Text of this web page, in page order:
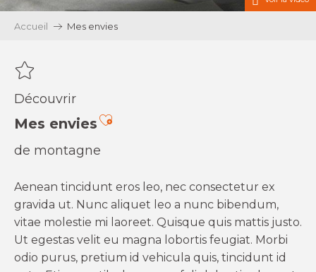
Accueil Mes envies
Découvrir
Mes enviesAjouter aux favoris
de montagne
Aenean tincidunt eros leo, nec consectetur ex
gravida ut. Nunc aliquet leo a nunc bibendum,
vitae molestie mi laoreet. Quisque quis mattis justo.
Ut egestas velit eu magna lobortis feugiat. Morbi
odio purus, pretium id vehicula quis, tincidunt id